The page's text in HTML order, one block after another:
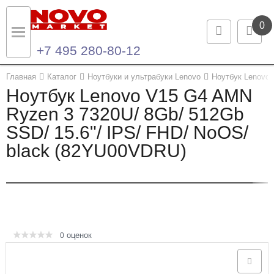
0
+7 495 280-80-12
Главная Каталог Ноутбуки и ультрабуки Lenovo Ноутбук Lenovo
Ноутбук Lenovo V15 G4 AMN
Ryzen 3 7320U/ 8Gb/ 512Gb
SSD/ 15.6"/ IPS/ FHD/ NoOS/
black (82YU00VDRU)
0 оценок
Назад
Каталог продукции
Ноутбуки и ультрабуки
Компьютеры
Опции и комплектующие
Назад
Контакты
Контактная информация